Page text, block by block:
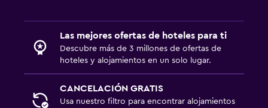
Las mejores ofertas de hoteles para ti
Descubre más de 3 millones de ofertas de
hoteles y alojamientos en un solo lugar.
CANCELACIÓN GRATIS
Usa nuestro filtro para encontrar alojamientos